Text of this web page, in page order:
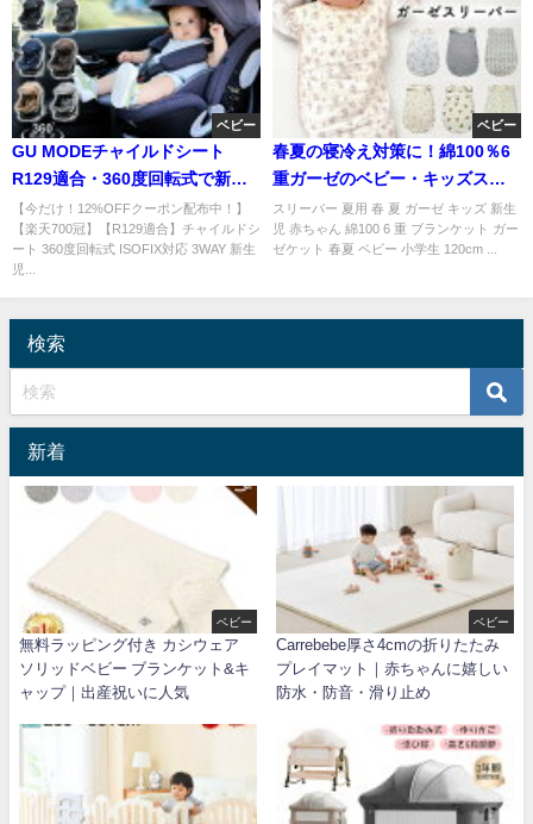
ベビー
GU MODEチャイルドシート
R129適合・360度回転式で新生
児〜12歳まで使える人気モデル
【今だけ！12%OFFクーポン配布中！】
【楽天700冠】【R129適合】チャイルドシ
ート 360度回転式 ISOFIX対応 3WAY 新生
児...
ベビー
春夏の寝冷え対策に！綿100％6
重ガーゼのベビー・キッズスリ
ーパー新生児対応
スリーパー 夏用 春 夏 ガーゼ キッズ 新生
児 赤ちゃん 綿100 6 重 ブランケット ガー
ゼケット 春夏 ベビー 小学生 120cm ...
検索
新着
ベビー
無料ラッピング付き カシウェア
ソリッドベビー ブランケット&キ
ャップ｜出産祝いに人気
ベビー
Carrebebe厚さ4cmの折りたたみ
プレイマット｜赤ちゃんに嬉しい
防水・防音・滑り止め